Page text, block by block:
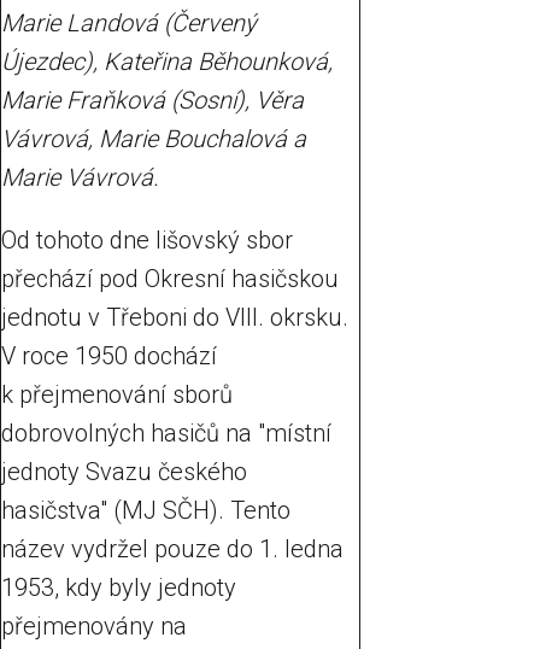
Marie Landová (Červený
Újezdec), Kateřina Běhounková,
Marie Fraňková (Sosní), Věra
Vávrová, Marie Bouchalová a
Marie Vávrová.
Od tohoto dne lišovský sbor
přechází pod Okresní hasičskou
jednotu v Třeboni do VIII. okrsku.
V roce 1950 dochází
k přejmenování sborů
dobrovolných hasičů na "místní
jednoty Svazu českého
hasičstva" (MJ SČH). Tento
název vydržel pouze do 1. ledna
1953, kdy byly jednoty
přejmenovány na